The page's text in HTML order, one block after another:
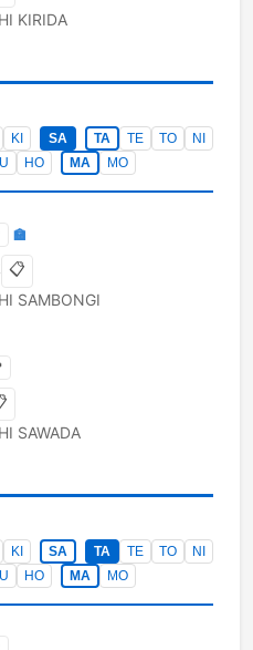
KIRIDA
KI SA TA TE TO
NI
HO MA MO
🏣
📋
SAMBONGI
SAWADA
KI SA TA TE TO
NI
HO MA MO